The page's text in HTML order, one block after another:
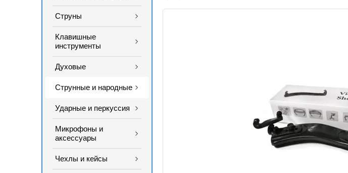
Струны
Клавишные
инструменты
Духовые
Струнные и народные
Ударные и перкуссия
Микрофоны и
аксессуары
Чехлы и кейсы